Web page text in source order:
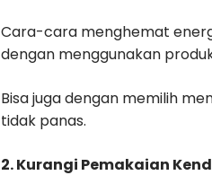
Cara-cara menghemat
dengan menggunakan
Bisa juga dengan memilih
tidak panas.
2. Kurangi Pemakaian